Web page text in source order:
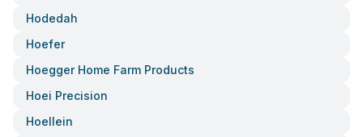
Hodedah
Hoefer
Hoegger Home Farm Products
Hoei Precision
Hoellein